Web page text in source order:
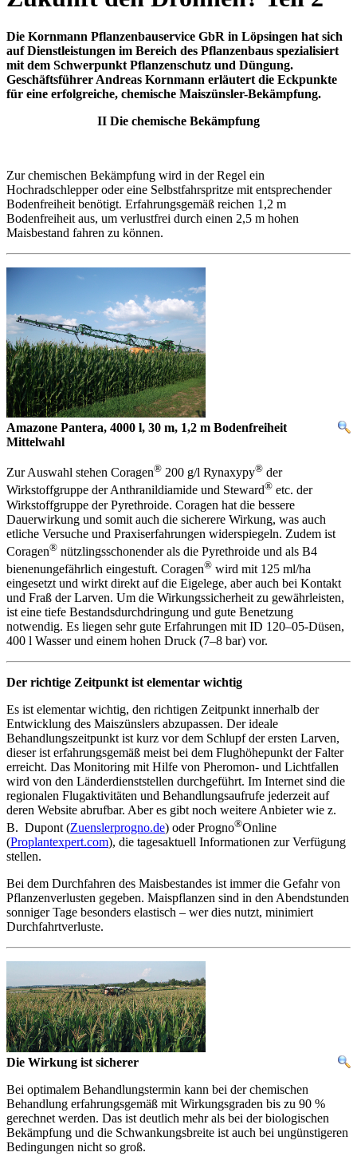
Die Kornmann Pflanzenbauservice GbR in Löpsingen hat sich
auf Dienstleistungen im Bereich des Pflanzenbaus spezialisiert
mit dem Schwerpunkt Pflanzenschutz und Düngung.
Geschäftsführer Andreas Kornmann erläutert die Eckpunkte
für eine erfolgreiche, chemische Maiszünsler-Bekämpfung.
II Die chemische Bekämpfung
Zur chemischen Bekämpfung wird in der Regel ein
Hochradschlepper oder eine Selbstfahrspritze mit entsprechender
Bodenfreiheit benötigt. Erfahrungsgemäß reichen 1,2 m
Bodenfreiheit aus, um verlustfrei durch einen 2,5 m hohen
Maisbestand fahren zu können.
Amazone Pantera, 4000 l, 30 m, 1,2 m Bodenfreiheit
Mittelwahl
Zur Auswahl stehen Coragen® 200 g/l Rynaxypy® der
Wirkstoffgruppe der Anthranildiamide und Steward® etc. der
Wirkstoffgruppe der Pyrethroide. Coragen hat die bessere
Dauerwirkung und somit auch die sicherere Wirkung, was auch
etliche Versuche und Praxiserfahrungen widerspiegeln. Zudem ist
Coragen® nützlingsschonender als die Pyrethroide und als B4
bienenungefährlich eingestuft. Coragen® wird mit 125 ml/ha
eingesetzt und wirkt direkt auf die Eigelege, aber auch bei Kontakt
und Fraß der Larven. Um die Wirkungssicherheit zu gewährleisten,
ist eine tiefe Bestandsdurchdringung und gute Benetzung
notwendig. Es liegen sehr gute Erfahrungen mit ID 120–05-Düsen,
400 l Wasser und einem hohen Druck (7–8 bar) vor.
Der richtige Zeitpunkt ist elementar wichtig
Es ist elementar wichtig, den richtigen Zeitpunkt innerhalb der
Entwicklung des Maiszünslers abzupassen. Der ideale
Behandlungszeitpunkt ist kurz vor dem Schlupf der ersten Larven,
dieser ist erfahrungsgemäß meist bei dem Flughöhepunkt der Falter
erreicht. Das Monitoring mit Hilfe von Pheromon- und Lichtfallen
wird von den Länderdienststellen durchgeführt. Im Internet sind die
regionalen Flugaktivitäten und Behandlungsaufrufe jederzeit auf
deren Website abrufbar. Aber es gibt noch weitere Anbieter wie z.
B. Dupont (Zuenslerprogno.de) oder Progno®Online
(Proplantexpert.com), die tagesaktuell Informationen zur Verfügung
stellen.
Bei dem Durchfahren des Maisbestandes ist immer die Gefahr von
Pflanzenverlusten gegeben. Maispflanzen sind in den Abendstunden
sonniger Tage besonders elastisch – wer dies nutzt, minimiert
Durchfahrtverluste.
Die Wirkung ist sicherer
Bei optimalem Behandlungstermin kann bei der chemischen
Behandlung erfahrungsgemäß mit Wirkungsgraden bis zu 90 %
gerechnet werden. Das ist deutlich mehr als bei der biologischen
Bekämpfung und die Schwankungsbreite ist auch bei ungünstigeren
Bedingungen nicht so groß.